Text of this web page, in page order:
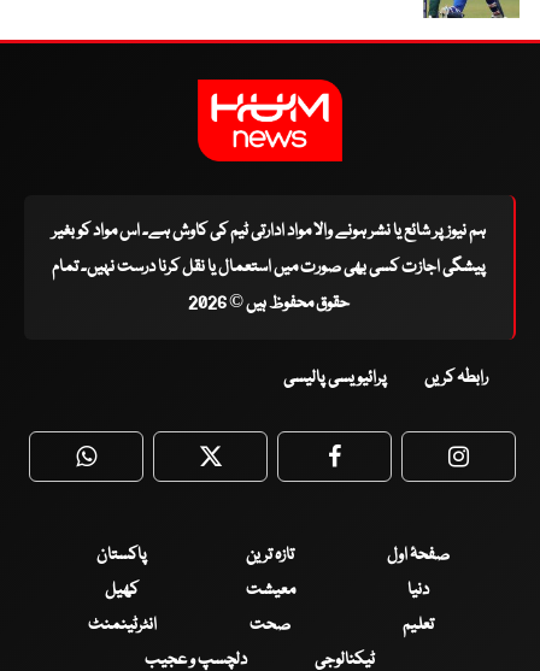
ہم نیوز پر شائع یا نشر ہونے والا مواد ادارتی ٹیم کی کاوش ہے۔ اس مواد کو بغیر
پیشگی اجازت کسی بھی صورت میں استعمال یا نقل کرنا درست نہیں۔ تمام
حقوق محفوظ ہیں © 2026
رابطہ کریں پرائیویسی پالیسی
WhatsApp Twitter Facebook
صفحۂ اول تازہ ترین
پاکستان
دنیا
معیشت
کھیل
تعلیم
صحت
انٹرٹینمنٹ
ٹیکنالوجی
دلچسپ و عجیب